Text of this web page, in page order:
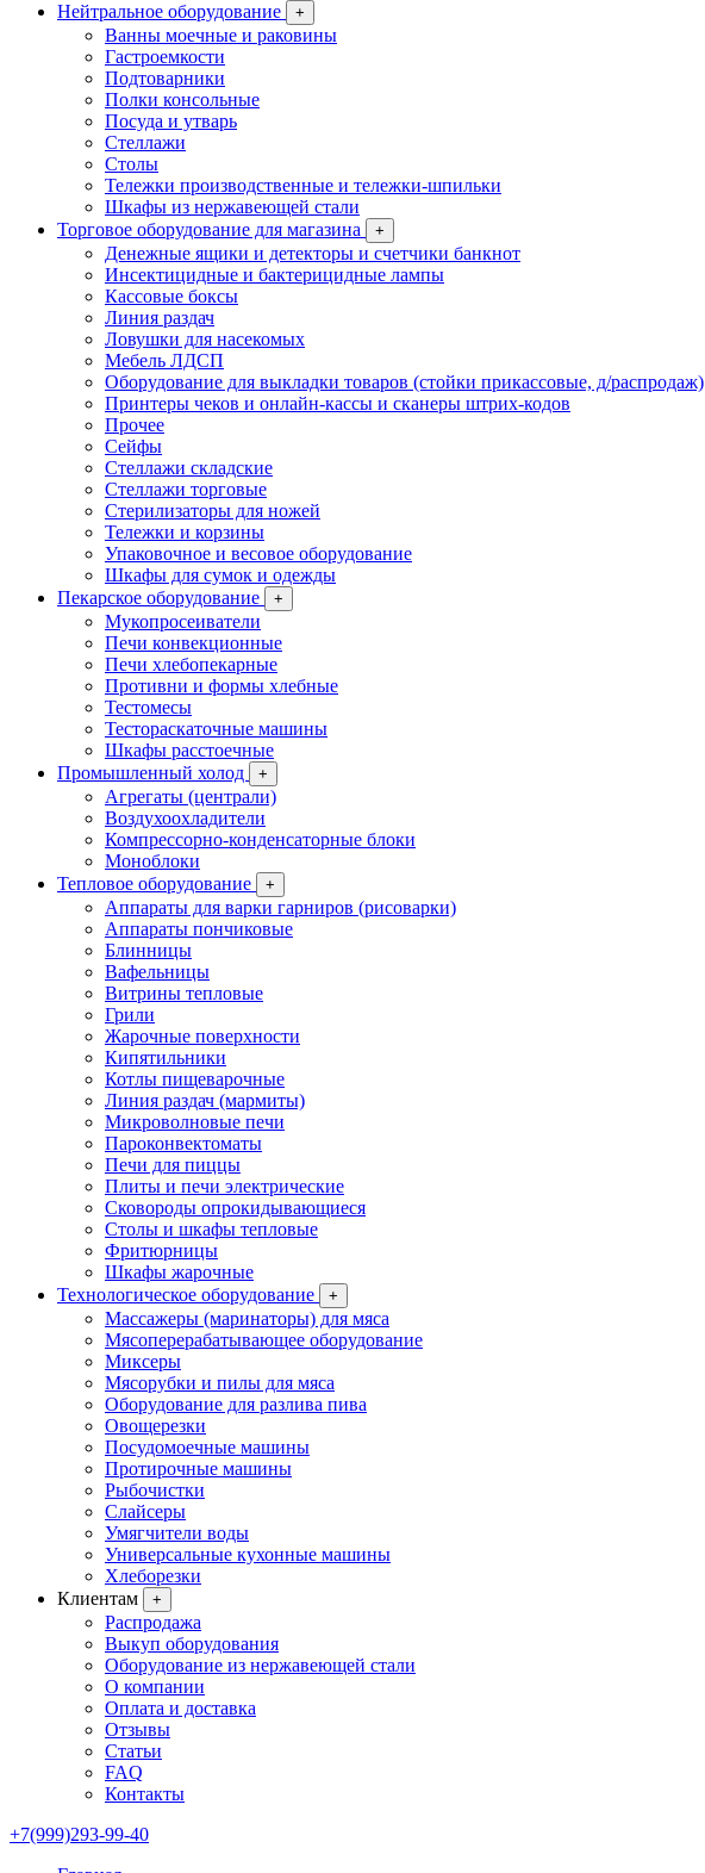
Нейтральное оборудование
+
Ванны моечные и раковины
Гастроемкости
Подтоварники
Полки консольные
Посуда и утварь
Стеллажи
Столы
Тележки производственные и тележки-шпильки
Шкафы из нержавеющей стали
Торговое оборудование для магазина
+
Денежные ящики и детекторы и счетчики банкнот
Инсектицидные и бактерицидные лампы
Кассовые боксы
Линия раздач
Ловушки для насекомых
Мебель ЛДСП
Оборудование для выкладки товаров (стойки прикассовые, д/распродаж)
Принтеры чеков и онлайн-кассы и сканеры штрих-кодов
Прочее
Сейфы
Стеллажи складские
Стеллажи торговые
Стерилизаторы для ножей
Тележки и корзины
Упаковочное и весовое оборудование
Шкафы для сумок и одежды
Пекарское оборудование
+
Мукопросеиватели
Печи конвекционные
Печи хлебопекарные
Противни и формы хлебные
Тестомесы
Тестораскаточные машины
Шкафы расстоечные
Промышленный холод
+
Агрегаты (централи)
Воздухоохладители
Компрессорно-конденсаторные блоки
Моноблоки
Тепловое оборудование
+
Аппараты для варки гарниров (рисоварки)
Аппараты пончиковые
Блинницы
Вафельницы
Витрины тепловые
Грили
Жарочные поверхности
Кипятильники
Котлы пищеварочные
Линия раздач (мармиты)
Микроволновые печи
Пароконвектоматы
Печи для пиццы
Плиты и печи электрические
Сковороды опрокидывающиеся
Столы и шкафы тепловые
Фритюрницы
Шкафы жарочные
Технологическое оборудование
+
Массажеры (маринаторы) для мяса
Мясоперерабатывающее оборудование
Миксеры
Мясорубки и пилы для мяса
Оборудование для разлива пива
Овощерезки
Посудомоечные машины
Протирочные машины
Рыбочистки
Слайсеры
Умягчители воды
Универсальные кухонные машины
Хлеборезки
Клиентам
+
Распродажа
Выкуп оборудования
Оборудование из нержавеющей стали
О компании
Оплата и доставка
Отзывы
Статьи
FAQ
Контакты
+7(999)293-99-40